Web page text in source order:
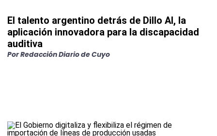
El talento argentino detrás de Dillo AI, la
aplicación innovadora para la discapacidad
auditiva
PorRedacción Diario de Cuyo